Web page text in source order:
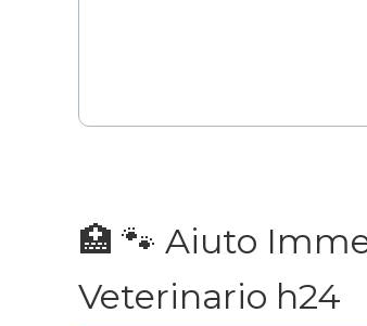
🏥 🐾 Aiuto
Veterinario h24